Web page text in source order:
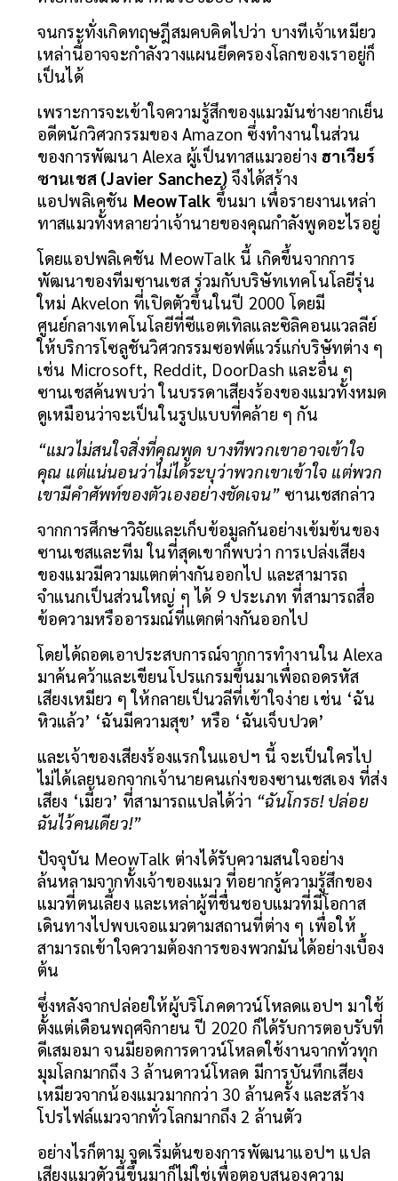
จนกระทั่งเกิดทฤษฎีสมคบคิดไปว่า บางทีเจ้าเหมียว
เหล่านี้อาจจะกำลังวางแผนยึดครองโลกของเราอยู่ก็
เป็นได้
เพราะการจะเข้าใจความรู้สึกของแมวมันช่างยากเย็น
อดีตนักวิศวกรรมของ Amazon ซึ่งทำงานในส่วน
ของการพัฒนา Alexa ผู้เป็นทาสแมวอย่าง ฮาเวียร์
ซานเชส (Javier Sanchez) จึงได้สร้าง
แอปพลิเคชัน MeowTalk ขึ้นมา เพื่อรายงานเหล่า
ทาสแมวทั้งหลายว่าเจ้านายของคุณกำลังพูดอะไรอยู่
โดยแอปพลิเคชัน MeowTalk นี้ เกิดขึ้นจากการ
พัฒนาของทีมซานเชส ร่วมกับบริษัทเทคโนโลยีรุ่น
ใหม่ Akvelon ที่เปิดตัวขึ้นในปี 2000 โดยมี
ศูนย์กลางเทคโนโลยีที่ซีแอตเทิลและซิลิคอนแวลลีย์
ให้บริการโซลูชันวิศวกรรมซอฟต์แวร์แก่บริษัทต่าง ๆ
เช่น Microsoft, Reddit, DoorDash และอื่น ๆ
ซานเชสค้นพบว่า ในบรรดาเสียงร้องของแมวทั้งหมด
ดูเหมือนว่าจะเป็นในรูปแบบที่คล้าย ๆ กัน
“แมวไม่สนใจสิ่งที่คุณพูด บางทีพวกเขาอาจเข้าใจ
คุณ แต่แน่นอนว่าไม่ได้ระบุว่าพวกเขาเข้าใจ แต่พวก
เขามีคำศัพท์ของตัวเองอย่างชัดเจน” ซานเชสกล่าว
จากการศึกษาวิจัยและเก็บข้อมูลกันอย่างเข้มข้นของ
ซานเชสและทีม ในที่สุดเขาก็พบว่า การเปล่งเสียง
ของแมวมีความแตกต่างกันออกไป และสามารถ
จำแนกเป็นส่วนใหญ่ ๆ ได้ 9 ประเภท ที่สามารถสื่อ
ข้อความหรืออารมณ์ที่แตกต่างกันออกไป
โดยได้ถอดเอาประสบการณ์จากการทำงานใน Alexa
มาค้นคว้าและเขียนโปรแกรมขึ้นมาเพื่อถอดรหัส
เสียงเหมียว ๆ ให้กลายเป็นวลีที่เข้าใจง่าย เช่น ‘ฉัน
หิวแล้ว’ ‘ฉันมีความสุข’ หรือ ‘ฉันเจ็บปวด’
และเจ้าของเสียงร้องแรกในแอปฯ นี้ จะเป็นใครไป
ไม่ได้เลยนอกจากเจ้านายคนเก่งของซานเชสเอง ที่ส่ง
เสียง ‘เมี้ยว’ ที่สามารถแปลได้ว่า “ฉันโกรธ! ปล่อย
ฉันไว้คนเดียว!”
ปัจจุบัน MeowTalk ต่างได้รับความสนใจอย่าง
ล้นหลามจากทั้งเจ้าของแมว ที่อยากรู้ความรู้สึกของ
แมวที่ตนเลี้ยง และเหล่าผู้ที่ชื่นชอบแมวที่มีโอกาส
เดินทางไปพบเจอแมวตามสถานที่ต่าง ๆ เพื่อให้
สามารถเข้าใจความต้องการของพวกมันได้อย่างเบื้อง
ต้น
ซึ่งหลังจากปล่อยให้ผู้บริโภคดาวน์โหลดแอปฯ มาใช้
ตั้งแต่เดือนพฤศจิกายน ปี 2020 ก็ได้รับการตอบรับที่
ดีเสมอมา จนมียอดการดาวน์โหลดใช้งานจากทั่วทุก
มุมโลกมากถึง 3 ล้านดาวน์โหลด มีการบันทึกเสียง
เหมียวจากน้องแมวมากกว่า 30 ล้านครั้ง และสร้าง
โปรไฟล์แมวจากทั่วโลกมากถึง 2 ล้านตัว
อย่างไรก็ตาม จุดเริ่มต้นของการพัฒนาแอปฯ แปล
เสียงแมวตัวนี้ขึ้นมาก็ไม่ใช่เพื่อตอบสนองความ